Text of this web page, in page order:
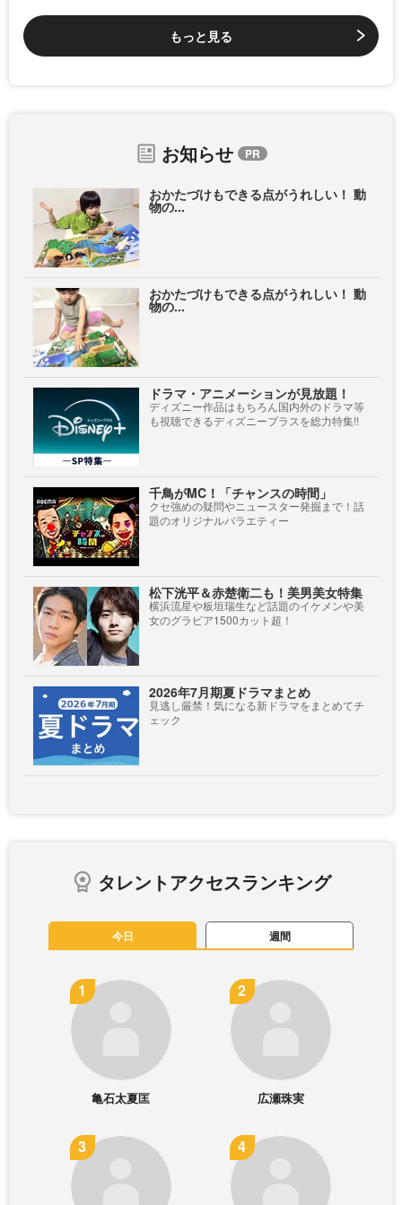
もっと見る
お知らせ
おかたづけもできる点がうれしい！ 動
物の...
おかたづけもできる点がうれしい！ 動
物の...
ドラマ・アニメーションが見放題！
ディズニー作品はもちろん国内外のドラマ等
も視聴できるディズニープラスを総力特集!!
千鳥がMC！「チャンスの時間」
クセ強めの疑問やニュースター発掘まで！話
題のオリジナルバラエティー
松下洸平＆赤楚衛二も！美男美女特集
横浜流星や板垣瑞生など話題のイケメンや美
女のグラビア1500カット超！
2026年7月期夏ドラマまとめ
見逃し厳禁！気になる新ドラマをまとめてチ
ェック
タレントアクセスランキング
今日 週間
亀石太夏匡 広瀬珠実